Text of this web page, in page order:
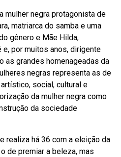
mulher negra protagonista de
matriarca do samba e uma
gênero e Mãe Hilda,
por muitos anos, dirigente
as grandes homenageadas da
negras representa as de
social, cultural e
da mulher negra como
da sociedade
realiza há 36 com a eleição da
de premiar a beleza, mas